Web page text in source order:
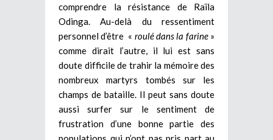
comprendre la résistance de Raïla
Odinga. Au-delà du ressentiment
personnel d’être « roulé dans la farine»
comme dirait l’autre, il lui est sans
doute difficile de trahir la mémoire des
nombreux martyrs tombés sur les
champs de bataille. Il peut sans doute
aussi surfer sur le sentiment de
frustration d’une bonne partie des